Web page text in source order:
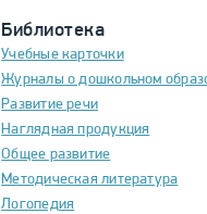
Библиотека
Учебные карточки
Журналы о дошкольном
Развитие речи
Наглядная продукция
Общее развитие
Методическая литература
Логопедия